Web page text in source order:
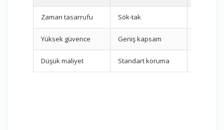
Zaman tasarrufu Sök-tak
Yüksek güvence Geniş kapsam
Düşük maliyet Standart koruma